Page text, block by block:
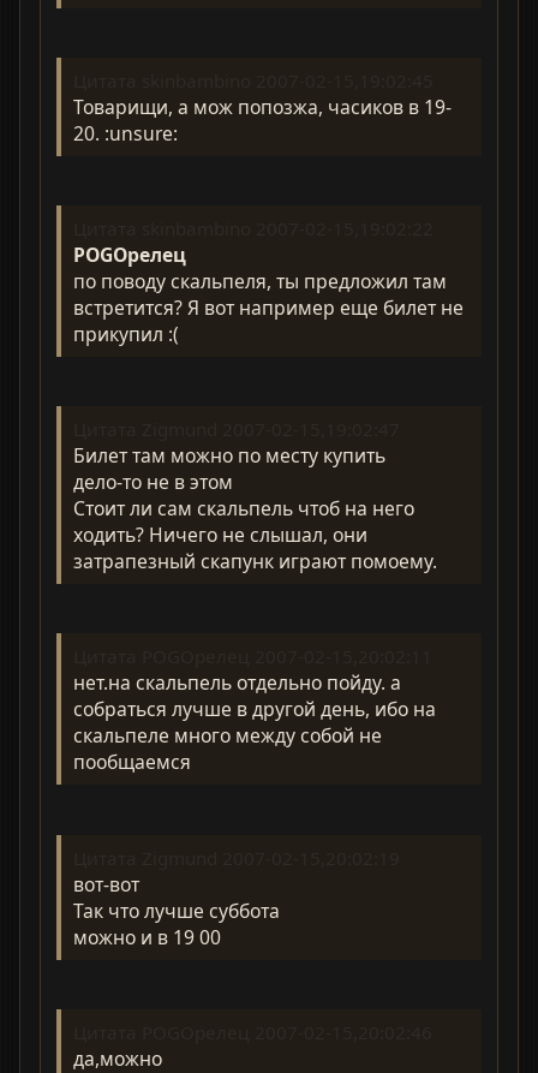
Товарищи, а мож попозжа, часиков в 19-
20. :unsure:
POGOрелец
по поводу скальпеля, ты предложил там
встретится? Я вот например еще билет не
прикупил :(
Билет там можно по месту купить
дело-то не в этом
Стоит ли сам скальпель чтоб на него
ходить? Ничего не слышал, они
затрапезный скапунк играют помоему.
нет.на скальпель отдельно пойду. а
собраться лучше в другой день, ибо на
скальпеле много между собой не
пообщаемся
вот-вот
Так что лучше суббота
можно и в 19 00
да,можно